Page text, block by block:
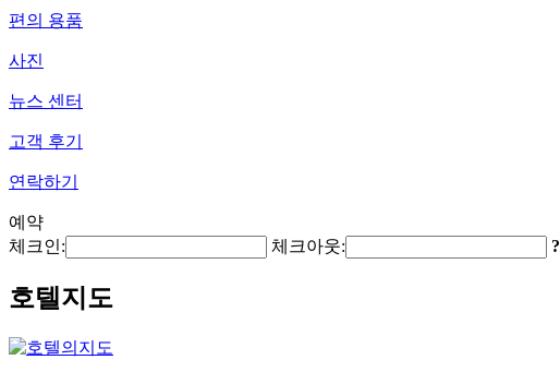
편의 용품
사진
뉴스 센터
고객 후기
연락하기
예약
체크인:
체크아웃: ?
호텔지도